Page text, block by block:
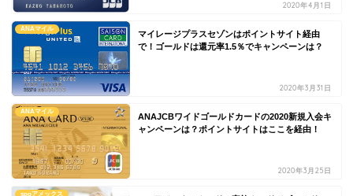
2020年4月1日
ANAマイル
マイレージプラスセゾンはポイントサイト経由
で！ゴールドは還元率1.5％でキャンペーンは？
2020年3月31日
ANAマイル
ANAJCBワイドゴールドカードの2020新規入会キ
ャンペーンは？ポイントサイトはここを経由！
2020年3月25日
spgアメックス